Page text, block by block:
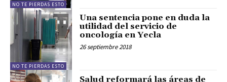
NO TE PIERDAS ESTO
NO TE PIERDAS ESTO
Una sentencia pone en duda la
utilidad del servicio de
oncología en Yecla
26 septiembre 2018
Salud reformará las áreas de